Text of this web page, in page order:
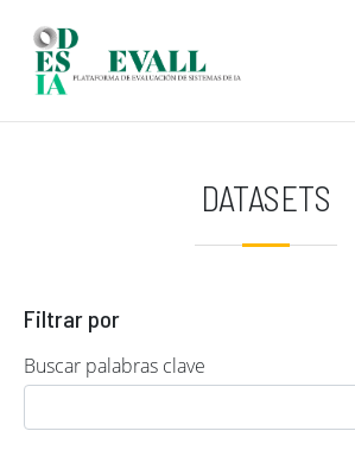
DATASETS
Filtrar por
Buscar palabras clave